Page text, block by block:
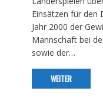
Einsätzen für den
Jahr 2000 der
Mannschaft bei
sowie der…
WEITER